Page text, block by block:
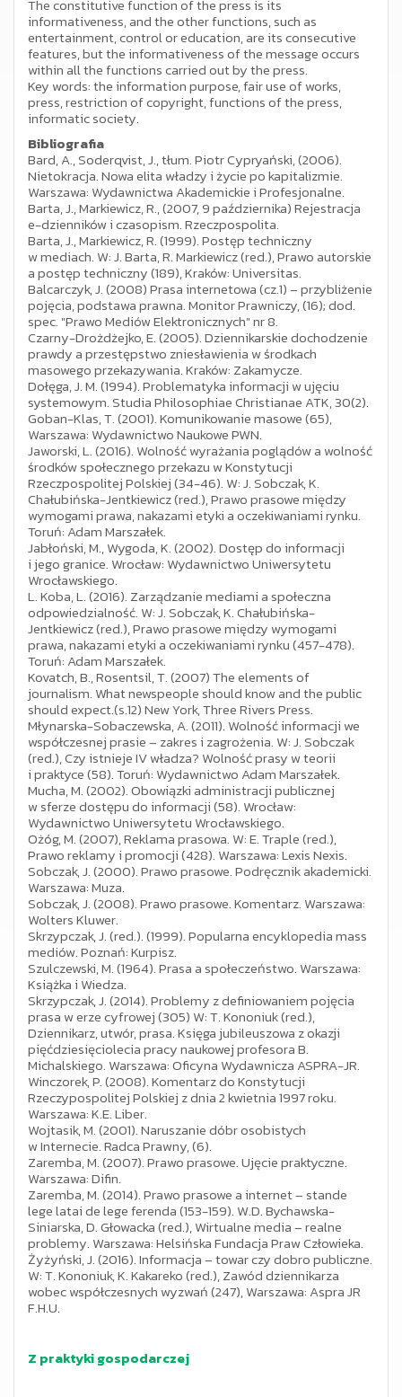
The constitutive function of the press is its
informativeness, and the other functions, such as
entertainment, control or education, are its consecutive
features, but the informativeness of the message occurs
within all the functions carried out by the press.
Key words: the information purpose, fair use of works,
press, restriction of copyright, functions of the press,
informatic society.
Bibliografia
Bard, A., Soderqvist, J., tłum. Piotr Cypryański, (2006).
Nietokracja. Nowa elita władzy i życie po kapitalizmie.
Warszawa: Wydawnictwa Akademickie i Profesjonalne.
Barta, J., Markiewicz, R., (2007, 9 października) Rejestracja
e-dzienników i czasopism. Rzeczpospolita.
Barta, J., Markiewicz, R. (1999). Postęp techniczny
w mediach. W: J. Barta, R. Markiewicz (red.), Prawo autorskie
a postęp techniczny (189), Kraków: Universitas.
Balcarczyk, J. (2008) Prasa internetowa (cz.1) – przybliżenie
pojęcia, podstawa prawna. Monitor Prawniczy, (16); dod.
spec. "Prawo Mediów Elektronicznych" nr 8.
Czarny-Drożdżejko, E. (2005). Dziennikarskie dochodzenie
prawdy a przestępstwo zniesławienia w środkach
masowego przekazywania. Kraków: Zakamycze.
Dołęga, J. M. (1994). Problematyka informacji w ujęciu
systemowym. Studia Philosophiae Christianae ATK, 30(2).
Goban-Klas, T. (2001). Komunikowanie masowe (65),
Warszawa: Wydawnictwo Naukowe PWN.
Jaworski, L. (2016). Wolność wyrażania poglądów a wolność
środków społecznego przekazu w Konstytucji
Rzeczpospolitej Polskiej (34-46). W: J. Sobczak, K.
Chałubińska-Jentkiewicz (red.), Prawo prasowe między
wymogami prawa, nakazami etyki a oczekiwaniami rynku.
Toruń: Adam Marszałek.
Jabłoński, M., Wygoda, K. (2002). Dostęp do informacji
i jego granice. Wrocław: Wydawnictwo Uniwersytetu
Wrocławskiego.
L. Koba, L. (2016). Zarządzanie mediami a społeczna
odpowiedzialność. W: J. Sobczak, K. Chałubińska-
Jentkiewicz (red.), Prawo prasowe między wymogami
prawa, nakazami etyki a oczekiwaniami rynku (457-478).
Toruń: Adam Marszałek.
Kovatch, B., Rosentsil, T. (2007) The elements of
journalism. What newspeople should know and the public
should expect.(s.12) New York, Three Rivers Press.
Młynarska-Sobaczewska, A. (2011). Wolność informacji we
współczesnej prasie – zakres i zagrożenia. W: J. Sobczak
(red.), Czy istnieje IV władza? Wolność prasy w teorii
i praktyce (58). Toruń: Wydawnictwo Adam Marszałek.
Mucha, M. (2002). Obowiązki administracji publicznej
w sferze dostępu do informacji (58). Wrocław:
Wydawnictwo Uniwersytetu Wrocławskiego.
Ożóg, M. (2007), Reklama prasowa. W: E. Traple (red.),
Prawo reklamy i promocji (428). Warszawa: Lexis Nexis.
Sobczak, J. (2000). Prawo prasowe. Podręcznik akademicki.
Warszawa: Muza.
Sobczak, J. (2008). Prawo prasowe. Komentarz. Warszawa:
Wolters Kluwer.
Skrzypczak, J. (red.). (1999). Popularna encyklopedia mass
mediów. Poznań: Kurpisz.
Szulczewski, M. (1964). Prasa a społeczeństwo. Warszawa:
Książka i Wiedza.
Skrzypczak, J. (2014). Problemy z definiowaniem pojęcia
prasa w erze cyfrowej (305) W: T. Kononiuk (red.),
Dziennikarz, utwór, prasa. Księga jubileuszowa z okazji
pięćdziesięciolecia pracy naukowej profesora B.
Michalskiego. Warszawa: Oficyna Wydawnicza ASPRA-JR.
Winczorek, P. (2008). Komentarz do Konstytucji
Rzeczypospolitej Polskiej z dnia 2 kwietnia 1997 roku.
Warszawa: K.E. Liber.
Wojtasik, M. (2001). Naruszanie dóbr osobistych
w Internecie. Radca Prawny, (6).
Zaremba, M. (2007). Prawo prasowe. Ujęcie praktyczne.
Warszawa: Difin.
Zaremba, M. (2014). Prawo prasowe a internet – stande
lege latai de lege ferenda (153-159). W.D. Bychawska-
Siniarska, D. Głowacka (red.), Wirtualne media – realne
problemy. Warszawa: Helsińska Fundacja Praw Człowieka.
Żyżyński, J. (2016). Informacja – towar czy dobro publiczne.
W: T. Kononiuk, K. Kakareko (red.), Zawód dziennikarza
wobec współczesnych wyzwań (247), Warszawa: Aspra JR
F.H.U.
Z praktyki gospodarczej